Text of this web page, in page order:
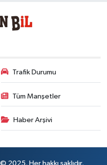
Trafik Durumu
Tüm Manşetler
Haber Arşivi
2025. Her hakkı saklıdır.